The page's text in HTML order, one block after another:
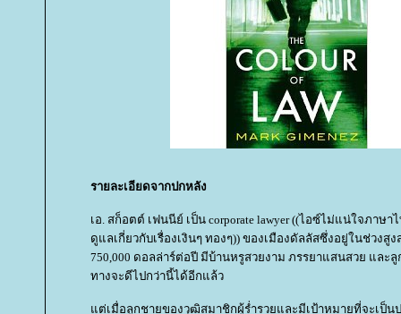
รายละเอียดจากปกหลัง
เอ. สก็อตต์ เฟนนีย์ เป็น corporate lawyer ((ไอซ์ไม่แน่ใจภาษ
ดูแลเกี่ยวกับเรื่องเงินๆ ทองๆ)) ของเมืองดัลลัสซึ่งอยู่ในช่วงสู
750,000 ดอลล่าร์ต่อปี มีบ้านหรูสวยงาม ภรรยาแสนสวย และ
ทางจะดีไปกว่านี้ได้อีกแล้ว
ต่เมื่อลูกชายของวุฒิสมาชิกผู้ร่ำรวยและมีเป้าหมายที่จะเป็น